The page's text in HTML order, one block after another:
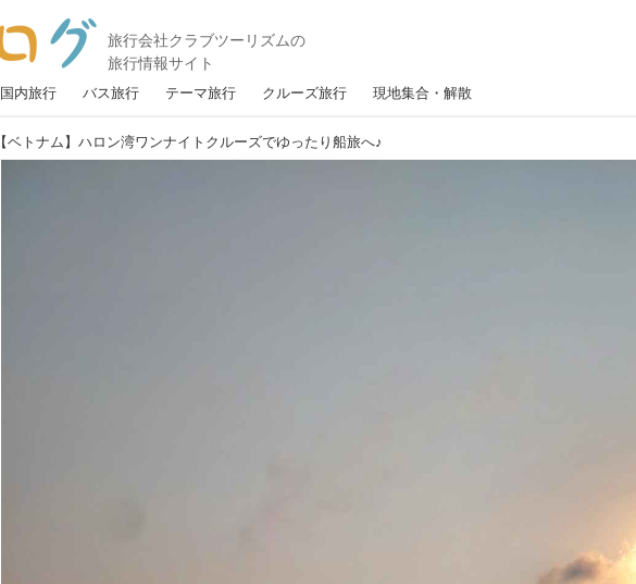
国内旅行 バス旅行 テーマ旅行 クルーズ旅行 現地集合・解散
【ベトナム】ハロン湾ワンナイトクルーズでゆったり船旅へ♪